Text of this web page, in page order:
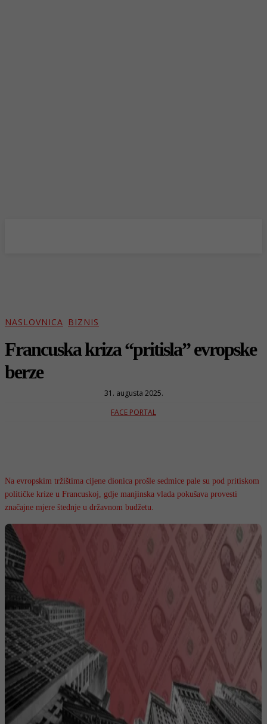
NASLOVNICA BIZNIS
Francuska kriza “pritisla” evropske
berze
31. augusta 2025.
FACE PORTAL
Na evropskim tržištima cijene dionica prošle sedmice pale su pod pritiskom
političke krize u Francuskoj, gdje manjinska vlada pokušava provesti
značajne mjere štednje u državnom budžetu.